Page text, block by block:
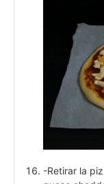
-Retirar la